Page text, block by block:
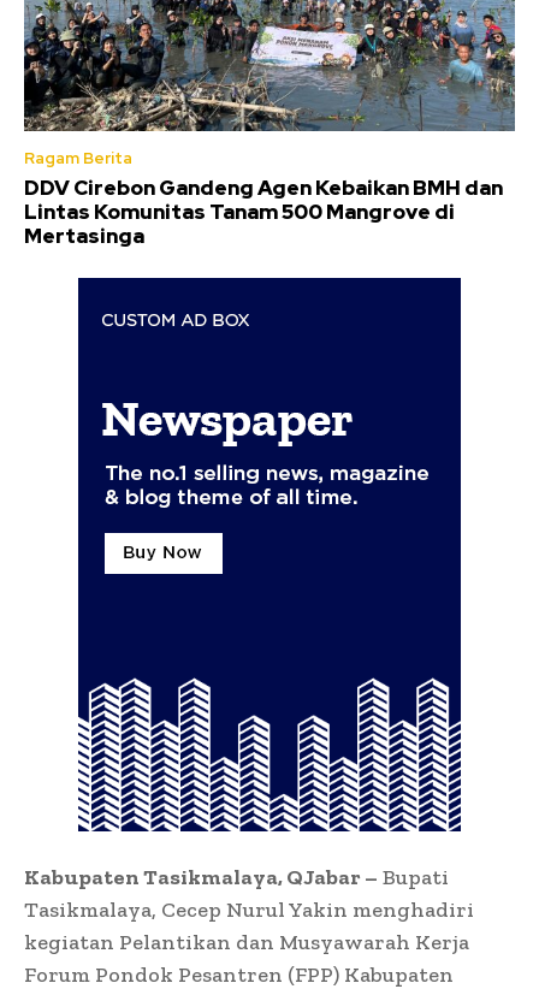
Ragam Berita
DDV Cirebon Gandeng Agen Kebaikan BMH dan
Lintas Komunitas Tanam 500 Mangrove di
Mertasinga
Kabupaten Tasikmalaya, QJabar – Bupati
Tasikmalaya, Cecep Nurul Yakin menghadiri
kegiatan Pelantikan dan Musyawarah Kerja
Forum Pondok Pesantren (FPP) Kabupaten